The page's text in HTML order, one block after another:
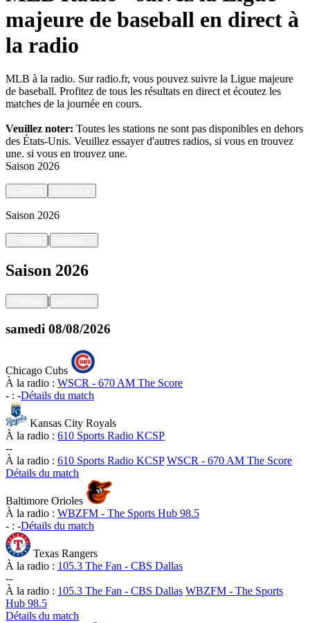
majeure de baseball en direct à
la radio
MLB à la radio. Sur radio.fr, vous pouvez suivre la Ligue majeure
de baseball. Profitez de tous les résultats en direct et écoutez les
matches de la journée en cours.
Veuillez noter: Toutes les stations ne sont pas disponibles en dehors
des États-Unis. Veuillez essayer d'autres radios, si vous en trouvez
une. si vous en trouvez une.
Saison 2026
Saison 2026
|
Saison 2026
|
samedi 08/08/2026
Chicago Cubs
À la radio : WSCR - 670 AM The Score
- : -Détails du match
Kansas City Royals
À la radio : 610 Sports Radio KCSP
--
À la radio : 610 Sports Radio KCSP WSCR - 670 AM The Score
Détails du match
Baltimore Orioles
À la radio : WBZFM - The Sports Hub 98.5
- : -Détails du match
Texas Rangers
À la radio : 105.3 The Fan - CBS Dallas
--
À la radio : 105.3 The Fan - CBS Dallas WBZFM - The Sports
Hub 98.5
Détails du match